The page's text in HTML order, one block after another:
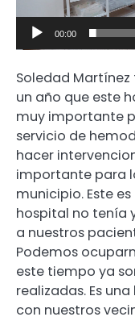
00:00
Soledad
un año que este
muy importante
servicio de
hacer
importante para
municipio. Este
hospital no tenía
a nuestros
Podemos
este tiempo ya
realizadas. Es
con nuestros